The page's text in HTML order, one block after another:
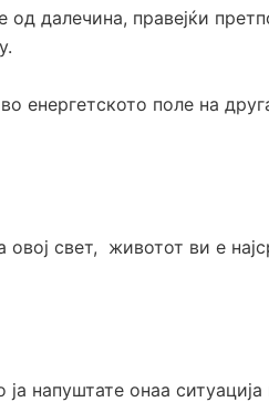
од далечина, правејќи
поле на
свет, животот ви е
напуштате онаа ситуација